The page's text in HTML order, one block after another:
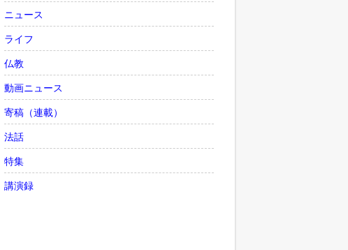
ニュース
ライフ
仏教
動画ニュース
寄稿（連載）
法話
特集
講演録